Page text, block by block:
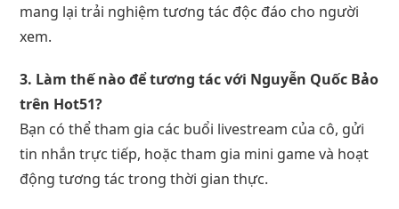
mang lại trải nghiệm tương tác độc đáo cho người
xem.
3. Làm thế nào để tương tác với Nguyễn Quốc Bảo
trên Hot51?
Bạn có thể tham gia các buổi livestream của cô, gửi
tin nhắn trực tiếp, hoặc tham gia mini game và hoạt
động tương tác trong thời gian thực.